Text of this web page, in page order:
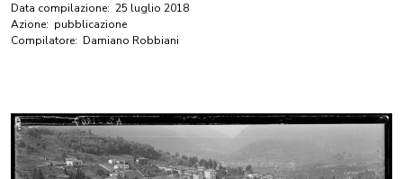
Data compilazione: 25 luglio 2018
Azione: pubblicazione
Compilatore: Damiano Robbiani